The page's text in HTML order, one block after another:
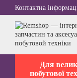
Перейти до
Контактна
Для
побутової